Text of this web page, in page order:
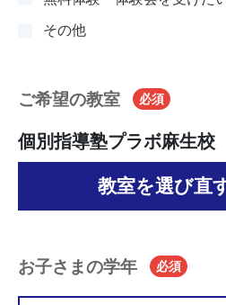
その他
ご希望の教室 必須
個別指導塾プラボ麻生校
教室を選び直
お子さまの学年 必須